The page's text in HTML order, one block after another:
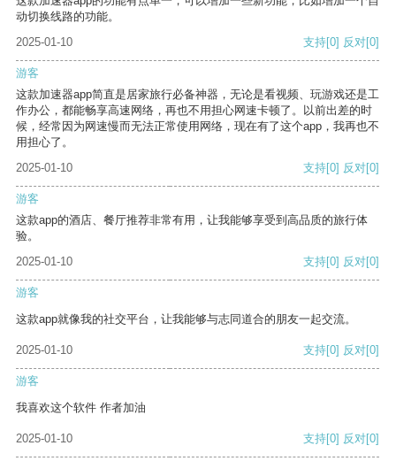
动切换线路的功能。
2025-01-10
支持[0] 反对[0]
游客
这款加速器app简直是居家旅行必备神器，无论是看视频、玩游戏还是工
作办公，都能畅享高速网络，再也不用担心网速卡顿了。以前出差的时
候，经常因为网速慢而无法正常使用网络，现在有了这个app，我再也不
用担心了。
2025-01-10
支持[0] 反对[0]
游客
这款app的酒店、餐厅推荐非常有用，让我能够享受到高品质的旅行体
验。
2025-01-10
支持[0] 反对[0]
游客
这款app就像我的社交平台，让我能够与志同道合的朋友一起交流。
2025-01-10 支持[0] 反对[0]
游客
我喜欢这个软件 作者加油
2025-01-10 支持[0] 反对[0]